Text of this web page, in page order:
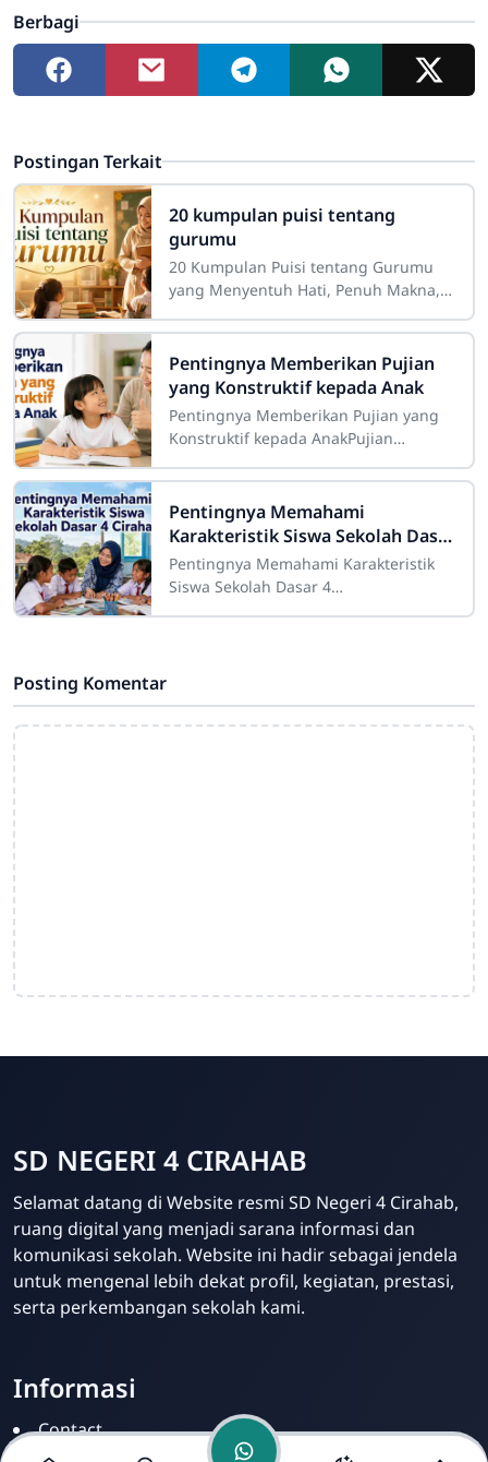
Admin
Online
Berbagi
Postingan Terkait
20 kumpulan puisi tentang
gurumu
20 Kumpulan Puisi tentang Gurumu
yang Menyentuh Hati, Penuh Makna,
yang memiliki tempat istimewa dalam
perjalanan
Pentingnya Memberikan Pujian
yang Konstruktif kepada Anak
Pentingnya Memberikan Pujian yang
Konstruktif kepada AnakPujian
komunikasi positif yang memiliki
peran besar dalam proses
Pentingnya Memahami
Karakteristik Siswa Sekolah Dasar
4 Cirahab
Pentingnya Memahami Karakteristik
Siswa Sekolah Dasar 4
Posting Komentar
SD NEGERI 4 CIRAHAB
Selamat datang di Website resmi SD Negeri 4 Cirahab,
ruang digital yang menjadi sarana informasi dan
komunikasi sekolah. Website ini hadir sebagai jendela
untuk mengenal lebih dekat profil, kegiatan, prestasi,
serta perkembangan sekolah kami.
Informasi
Contact